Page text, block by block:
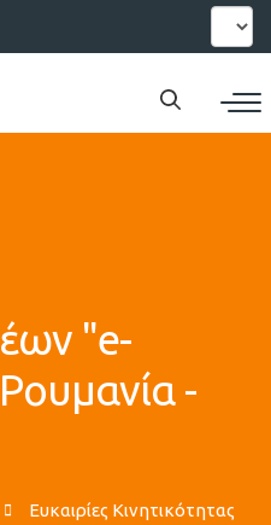
Select
"e-
-
Ευκαιρίες Κινητικότητας